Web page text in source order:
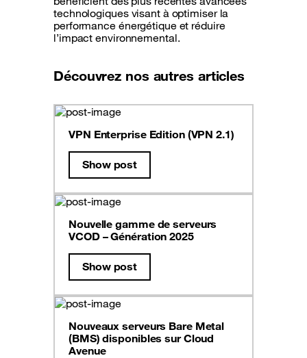
technologiques visant à optimiser la
performance énergétique et réduire
l’impact environnemental.
Découvrez nos autres articles
VPN Enterprise Edition (VPN 2.1)
Show post
Nouvelle gamme de serveurs
VCOD – Génération 2025
Show post
Nouveaux serveurs Bare Metal
(BMS) disponibles sur Cloud
Avenue